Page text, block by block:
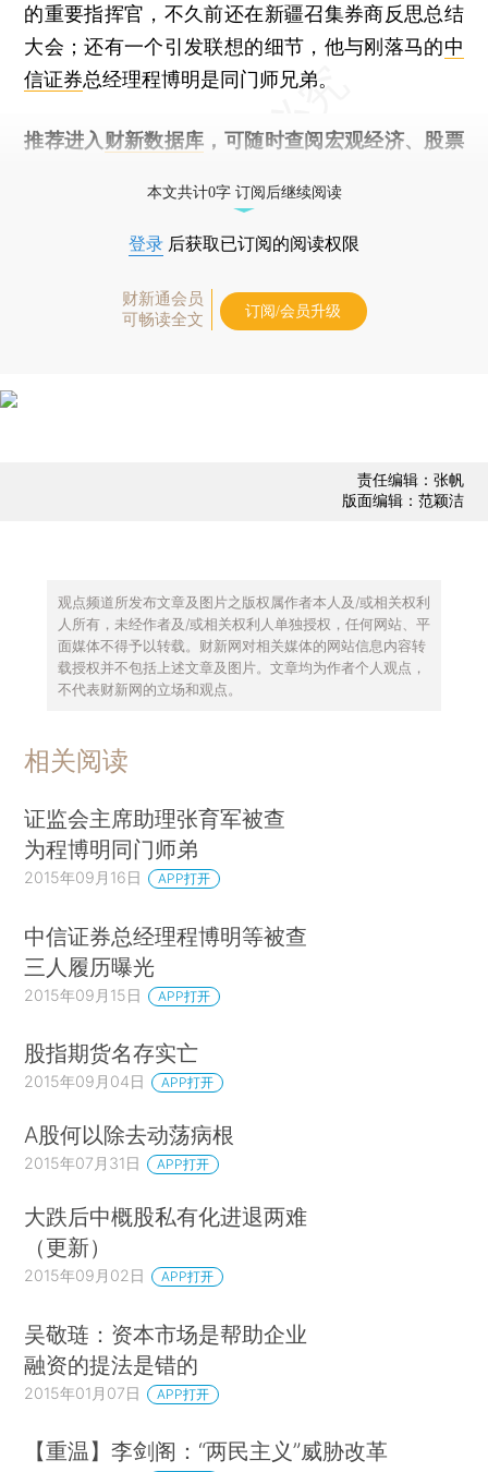
的重要指挥官，不久前还在新疆召集券商反思总结
大会；还有一个引发联想的细节，他与刚落马的中
信证券总经理程博明是同门师兄弟。
推荐进入 财新数据库 ，可随时查阅宏观经济、股票
本文共计0字 订阅后继续阅读
登录 后获取已订阅的阅读权限
财新通会员
可畅读全文
订阅/会员升级
责任编辑：张帆
版面编辑：范颖洁
观点频道所发布文章及图片之版权属作者本人及/或相关权利
人所有，未经作者及/或相关权利人单独授权，任何网站、平
面媒体不得予以转载。财新网对相关媒体的网站信息内容转
载授权并不包括上述文章及图片。文章均为作者个人观点，
不代表财新网的立场和观点。
相关阅读
证监会主席助理张育军被查
为程博明同门师弟
2015年09月16日 APP打开
中信证券总经理程博明等被查
三人履历曝光
2015年09月15日 APP打开
股指期货名存实亡
2015年09月04日 APP打开
A股何以除去动荡病根
2015年07月31日 APP打开
大跌后中概股私有化进退两难
（更新）
2015年09月02日 APP打开
吴敬琏：资本市场是帮助企业
融资的提法是错的
2015年01月07日 APP打开
【重温】李剑阁：“两民主义”威胁改革